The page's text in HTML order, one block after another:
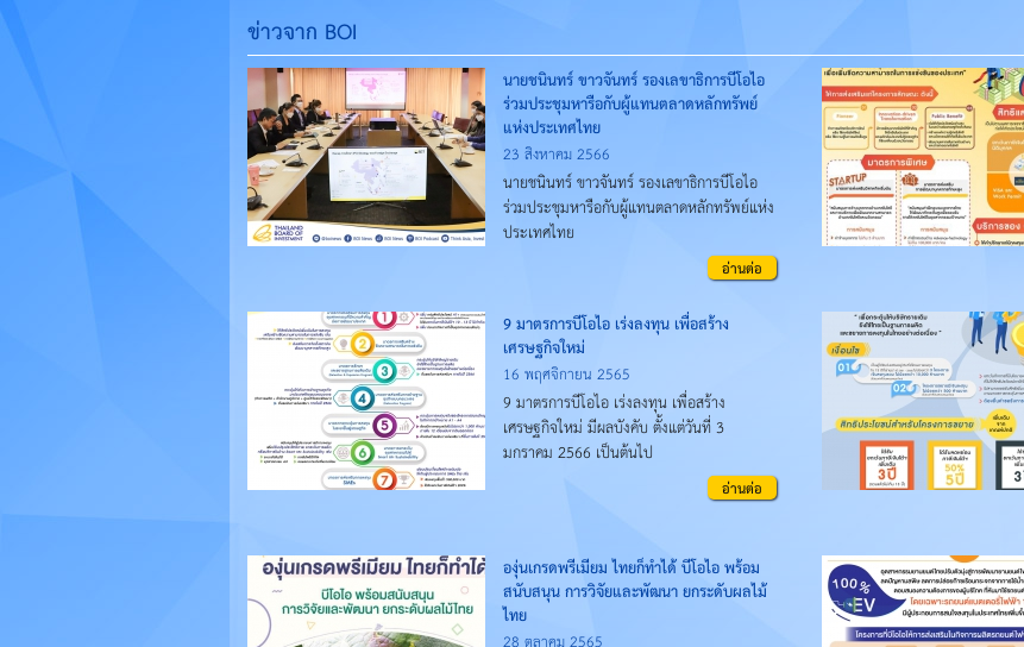
ข่าวจาก BOI
นายชนินทร์ ขาวจันทร์ รองเลขาธิการบีโอไอ
ร่วมประชุมหารือกับผู้แทนตลาดหลักทรัพย์
แห่งประเทศไทย
23 สิงหาคม 2566
นายชนินทร์ ขาวจันทร์ รองเลขาธิการบีโอไอ
ร่วมประชุมหารือกับผู้แทนตลาดหลักทรัพย์แห่ง
ประเทศไทย
อ่านต่อ
9 มาตรการบีโอไอ เร่งลงทุน เพื่อสร้าง
เศรษฐกิจใหม่
16 พฤศจิกายน 2565
9 มาตรการบีโอไอ เร่งลงทุน เพื่อสร้าง
เศรษฐกิจใหม่ มีผลบังคับ ตั้งแต่วันที่ 3
มกราคม 2566 เป็นต้นไป
อ่านต่อ
องุ่นเกรดพรีเมียม ไทยก็ทำได้ บีโอไอ พร้อม
สนับสนุน การวิจัยและพัฒนา ยกระดับผลไม้
ไทย
28 ตุลาคม 2565